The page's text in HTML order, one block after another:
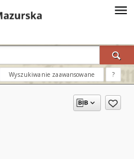
Wyszukiwanie zaawansowane ?